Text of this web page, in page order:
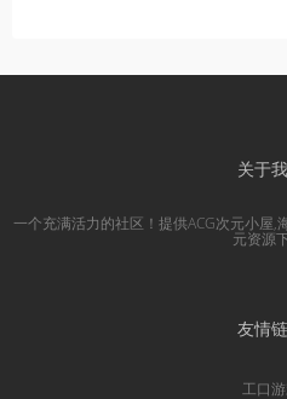
关于
一个充满活力的社区！提供ACG次元小屋
元资源
友情
工口